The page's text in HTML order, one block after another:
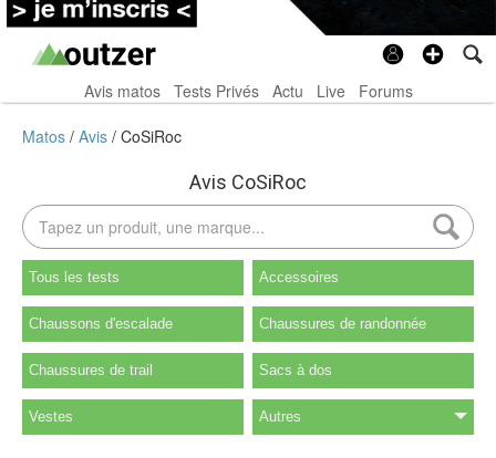
Avis matos Tests Privés Actu Live Forums
Matos Avis CoSiRoc
Avis CoSiRoc
Tous les tests Accessoires
Chaussons d'escalade Chaussures de randonnée
Chaussures de trail Sacs à dos
Vestes Autres